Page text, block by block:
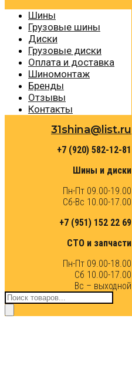
Шины
Грузовые шины
Диски
Грузовые диски
Оплата и доставка
Шиномонтаж
Бренды
Отзывы
Контакты
31shina@list.ru
+7 (920) 582-12-81
Шины и диски
Пн-Пт 09.00-19.00
Сб-Вс 10.00-17.00
+7 (951) 152 22 69
СТО и запчасти
Пн-Пт 09.00-18.00
Сб 10.00-17.00
Вс – выходной
Поиск
товаров